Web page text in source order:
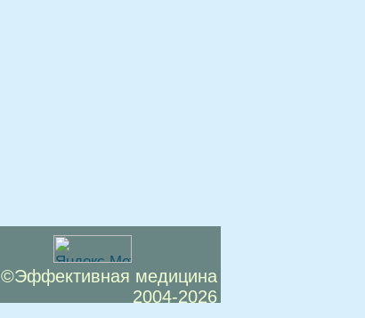
©Эффективная медицина
2004-2026